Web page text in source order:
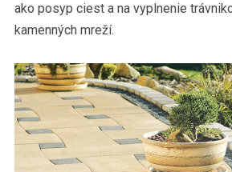
ako posyp ciest a na vyplnenie
kamenných mreží.